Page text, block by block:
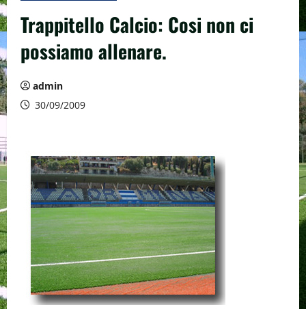
Trappitello Calcio: Cosi non ci
possiamo allenare.
admin
30/09/2009